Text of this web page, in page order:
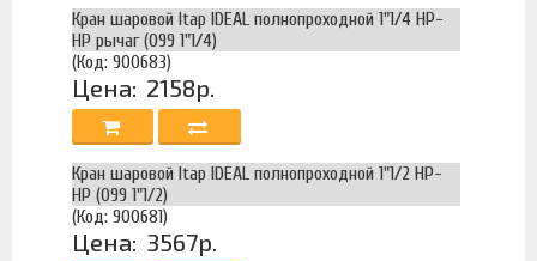
Кран шаровой Itap IDEAL полнопроходной 1"1/4 НР-
НР рычаг (099 1"1/4)
(Код: 900683)
Цена: 2158р.
Кран шаровой Itap IDEAL полнопроходной 1"1/2 НР-
НР (099 1"1/2)
(Код: 900681)
Цена: 3567р.